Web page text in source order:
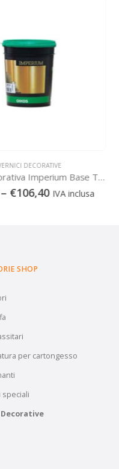
Pittura decorativa Imperium Base TR Oikos – TR
€28,20–€106,40
SHOP
per cartongesso
speciali